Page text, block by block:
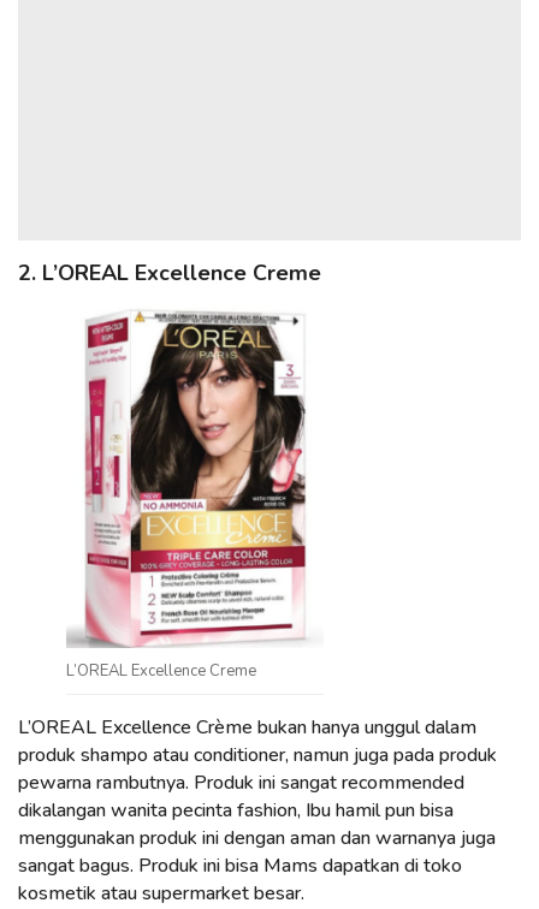
2. L’OREAL Excellence Creme
L’OREAL Excellence Creme
L’OREAL Excellence Crème bukan hanya unggul dalam
produk shampo atau conditioner, namun juga pada produk
pewarna rambutnya. Produk ini sangat recommended
dikalangan wanita pecinta fashion, Ibu hamil pun bisa
menggunakan produk ini dengan aman dan warnanya juga
sangat bagus. Produk ini bisa Mams dapatkan di toko
kosmetik atau supermarket besar.